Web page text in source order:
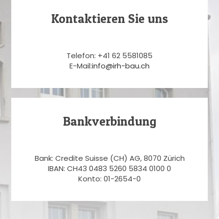
Kontaktieren Sie uns
Telefon: +41 62 5581085
E-Mail:info@irh-bau.ch
Bankverbindung
Bank: Credite Suisse (CH) AG, 8070 Zürich
IBAN: CH43 0483 5260 5834 0100 0
Konto: 01-2654-0